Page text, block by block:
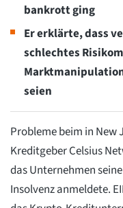
bankrott ging
Er erklärte, dass
schlechtes
seien
Probleme beim in New
Kreditgeber Celsius
das Unternehmen
Insolvenz anmeldete.